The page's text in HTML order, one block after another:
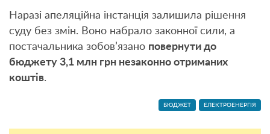
Наразі апеляційна інстанція залишила рішення
суду без змін. Воно набрало законної сили, а
постачальника зобов’язано повернути до
бюджету 3,1 млн грн незаконно отриманих
коштів.
БЮДЖЕТ ЕЛЕКТРОЕНЕРГІЯ